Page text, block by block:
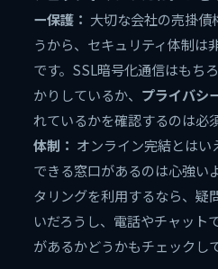
ー保護： 大切な会社の売掛
うから、セキュリティ体制は
です。SSL暗号化通信はもち
かりしているか、 プライバシ
れているかを確認するのは必
体制： オンライン完結とは
できる窓口があるのは心強い
タリングを利用するなら、疑
いだろうし、電話やチャット
があるかどうかもチェックし